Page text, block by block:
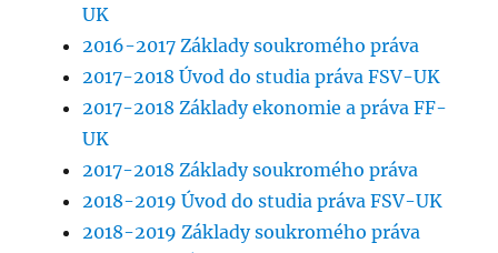
UK
2016-2017 Základy soukromého práva
2017-2018 Úvod do studia práva FSV-UK
2017-2018 Základy ekonomie a práva FF-
UK
2017-2018 Základy soukromého práva
2018-2019 Úvod do studia práva FSV-UK
2018-2019 Základy soukromého práva